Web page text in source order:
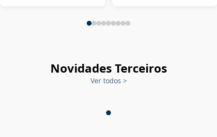
Novidades Terceiros
Ver todos >